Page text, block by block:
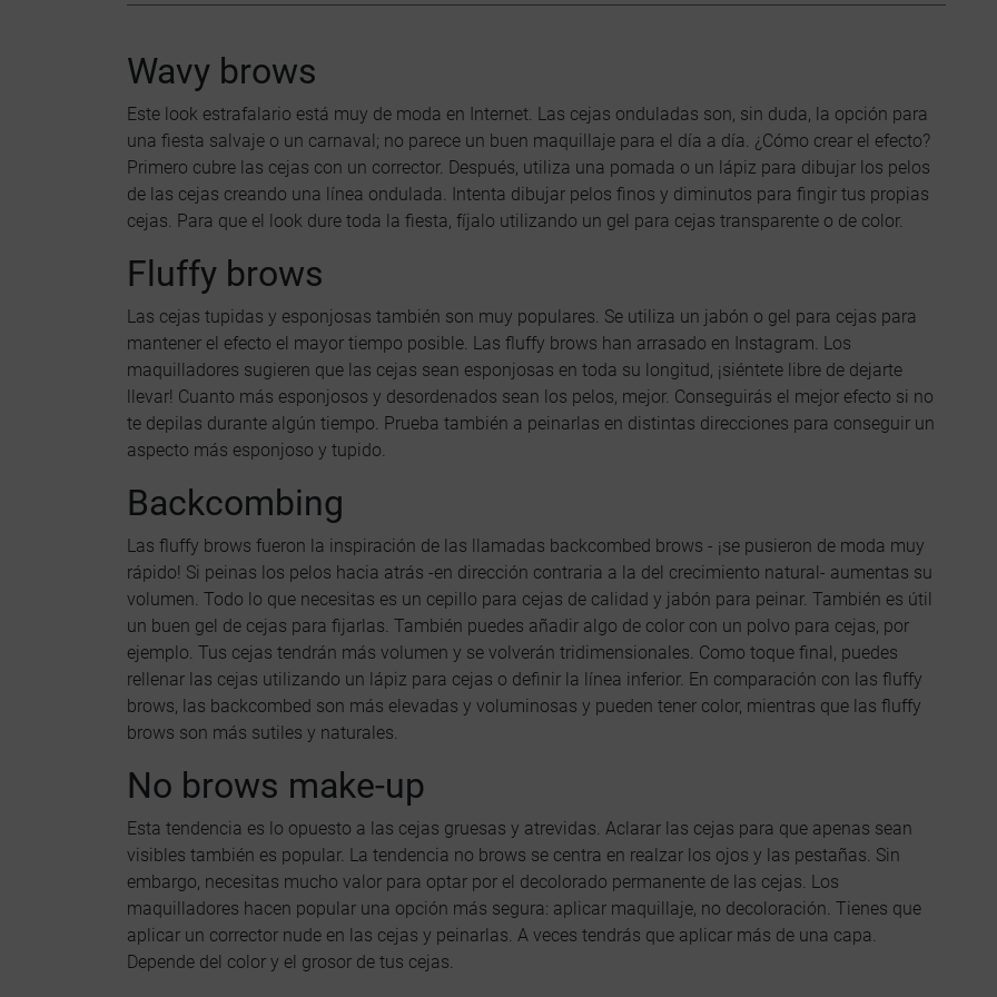
Wavy brows
Este look estrafalario está muy de moda en Internet. Las cejas onduladas son, sin duda, la opción para
una fiesta salvaje o un carnaval; no parece un buen maquillaje para el día a día. ¿Cómo crear el efecto?
Primero cubre las cejas con un corrector. Después, utiliza una pomada o un lápiz para dibujar los pelos
de las cejas creando una línea ondulada. Intenta dibujar pelos finos y diminutos para fingir tus propias
cejas. Para que el look dure toda la fiesta, fíjalo utilizando un gel para cejas transparente o de color.
Fluffy brows
Las cejas tupidas y esponjosas también son muy populares. Se utiliza un jabón o gel para cejas para
mantener el efecto el mayor tiempo posible. Las fluffy brows han arrasado en Instagram. Los
maquilladores sugieren que las cejas sean esponjosas en toda su longitud, ¡siéntete libre de dejarte
llevar! Cuanto más esponjosos y desordenados sean los pelos, mejor. Conseguirás el mejor efecto si no
te depilas durante algún tiempo. Prueba también a peinarlas en distintas direcciones para conseguir un
aspecto más esponjoso y tupido.
Backcombing
Las fluffy brows fueron la inspiración de las llamadas backcombed brows - ¡se pusieron de moda muy
rápido! Si peinas los pelos hacia atrás -en dirección contraria a la del crecimiento natural- aumentas su
volumen. Todo lo que necesitas es un cepillo para cejas de calidad y jabón para peinar. También es útil
un buen gel de cejas para fijarlas. También puedes añadir algo de color con un polvo para cejas, por
ejemplo. Tus cejas tendrán más volumen y se volverán tridimensionales. Como toque final, puedes
rellenar las cejas utilizando un lápiz para cejas o definir la línea inferior. En comparación con las fluffy
brows, las backcombed son más elevadas y voluminosas y pueden tener color, mientras que las fluffy
brows son más sutiles y naturales.
No brows make-up
Esta tendencia es lo opuesto a las cejas gruesas y atrevidas. Aclarar las cejas para que apenas sean
visibles también es popular. La tendencia no brows se centra en realzar los ojos y las pestañas. Sin
embargo, necesitas mucho valor para optar por el decolorado permanente de las cejas. Los
maquilladores hacen popular una opción más segura: aplicar maquillaje, no decoloración. Tienes que
aplicar un corrector nude en las cejas y peinarlas. A veces tendrás que aplicar más de una capa.
Depende del color y el grosor de tus cejas.